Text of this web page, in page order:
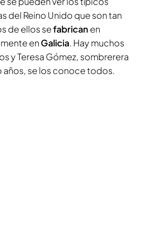
del Reino Unido que son tan
de ellos sefabrican en
en Galicia. Hay muchos
y Teresa Gómez, sombrerera
se los conoce todos.